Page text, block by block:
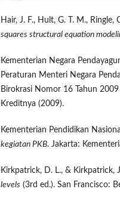
Hair, J. F., Hult, G. T. M.,
squares structural equation
Kementerian Negara
Peraturan Menteri Negara
Birokrasi Nomor 16 Tahun
Kreditnya (2009).
Kementerian Pendidikan
kegiatan PKB. Jakarta:
Kirkpatrick, D. L., & Kirkpatrick,
levels (3rd ed.). San Francisco: